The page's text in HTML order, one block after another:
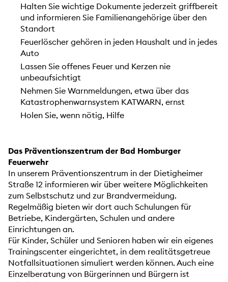
Halten Sie wichtige Dokumente jederzeit griffbereit
und informieren Sie Familienangehörige über den
Standort
Feuerlöscher gehören in jeden Haushalt und in jedes
Auto
Lassen Sie offenes Feuer und Kerzen nie
unbeaufsichtigt
Nehmen Sie Warnmeldungen, etwa über das
Katastrophenwarnsystem KATWARN, ernst
Holen Sie, wenn nötig, Hilfe
Das Präventionszentrum der Bad Homburger
Feuerwehr
In unserem Präventionszentrum in der Dietigheimer
Straße 12 informieren wir über weitere Möglichkeiten
zum Selbstschutz und zur Brandvermeidung.
Regelmäßig bieten wir dort auch Schulungen für
Betriebe, Kindergärten, Schulen und andere
Einrichtungen an.
Für Kinder, Schüler und Senioren haben wir ein eigenes
Trainingscenter eingerichtet, in dem realitätsgetreue
Notfallsituationen simuliert werden können. Auch eine
Einzelberatung von Bürgerinnen und Bürgern ist